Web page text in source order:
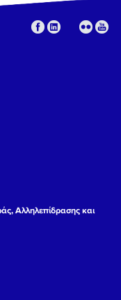
Αλληλεπίδρασης και